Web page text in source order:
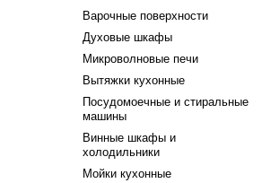
Варочные поверхности
Духовые шкафы
Микроволновые печи
Вытяжки кухонные
Посудомоечные и стиральные
машины
Винные шкафы и
холодильники
Мойки кухонные